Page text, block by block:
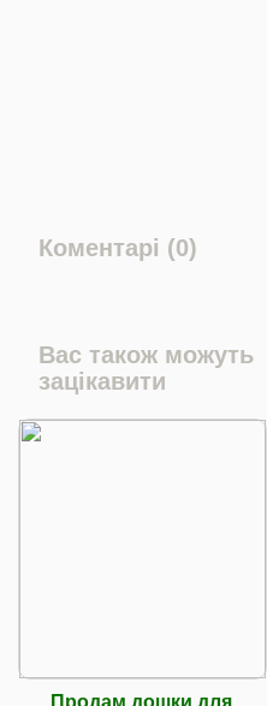
Коментарі (0)
Вас також можуть
зацікавити
Продам дошки для